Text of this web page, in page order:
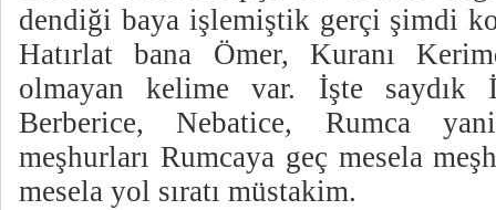
dendiği baya işlemiştik gerçi şimdi
Hatırlat bana Ömer, Kuranı
olmayan kelime var. İşte saydık
Berberice, Nebatice, Rumca
meşhurları Rumcaya geç mesela
mesela yol sıratı müstakim.